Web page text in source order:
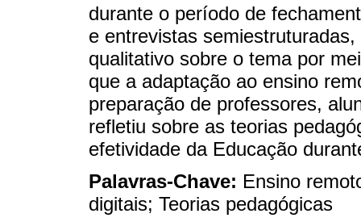
durante o período de
e entrevistas
qualitativo sobre o tema por
que a adaptação ao ensino
preparação de professores,
refletiu sobre as teorias
efetividade da Educação
Palavras-Chave: Ensino
digitais; Teorias pedagógicas